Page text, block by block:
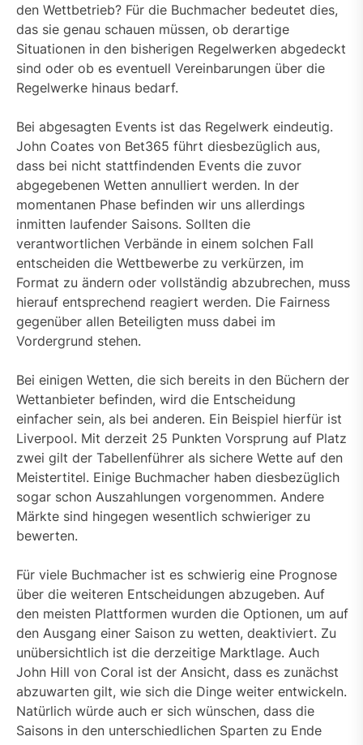
den Wettbetrieb? Für die Buchmacher bedeutet dies,
das sie genau schauen müssen, ob derartige
Situationen in den bisherigen Regelwerken abgedeckt
sind oder ob es eventuell Vereinbarungen über die
Regelwerke hinaus bedarf.
Bei abgesagten Events ist das Regelwerk eindeutig.
John Coates von Bet365 führt diesbezüglich aus,
dass bei nicht stattfindenden Events die zuvor
abgegebenen Wetten annulliert werden. In der
momentanen Phase befinden wir uns allerdings
inmitten laufender Saisons. Sollten die
verantwortlichen Verbände in einem solchen Fall
entscheiden die Wettbewerbe zu verkürzen, im
Format zu ändern oder vollständig abzubrechen, muss
hierauf entsprechend reagiert werden. Die Fairness
gegenüber allen Beteiligten muss dabei im
Vordergrund stehen.
Bei einigen Wetten, die sich bereits in den Büchern der
Wettanbieter befinden, wird die Entscheidung
einfacher sein, als bei anderen. Ein Beispiel hierfür ist
Liverpool. Mit derzeit 25 Punkten Vorsprung auf Platz
zwei gilt der Tabellenführer als sichere Wette auf den
Meistertitel. Einige Buchmacher haben diesbezüglich
sogar schon Auszahlungen vorgenommen. Andere
Märkte sind hingegen wesentlich schwieriger zu
bewerten.
Für viele Buchmacher ist es schwierig eine Prognose
über die weiteren Entscheidungen abzugeben. Auf
den meisten Plattformen wurden die Optionen, um auf
den Ausgang einer Saison zu wetten, deaktiviert. Zu
unübersichtlich ist die derzeitige Marktlage. Auch
John Hill von Coral ist der Ansicht, dass es zunächst
abzuwarten gilt, wie sich die Dinge weiter entwickeln.
Natürlich würde auch er sich wünschen, dass die
Saisons in den unterschiedlichen Sparten zu Ende